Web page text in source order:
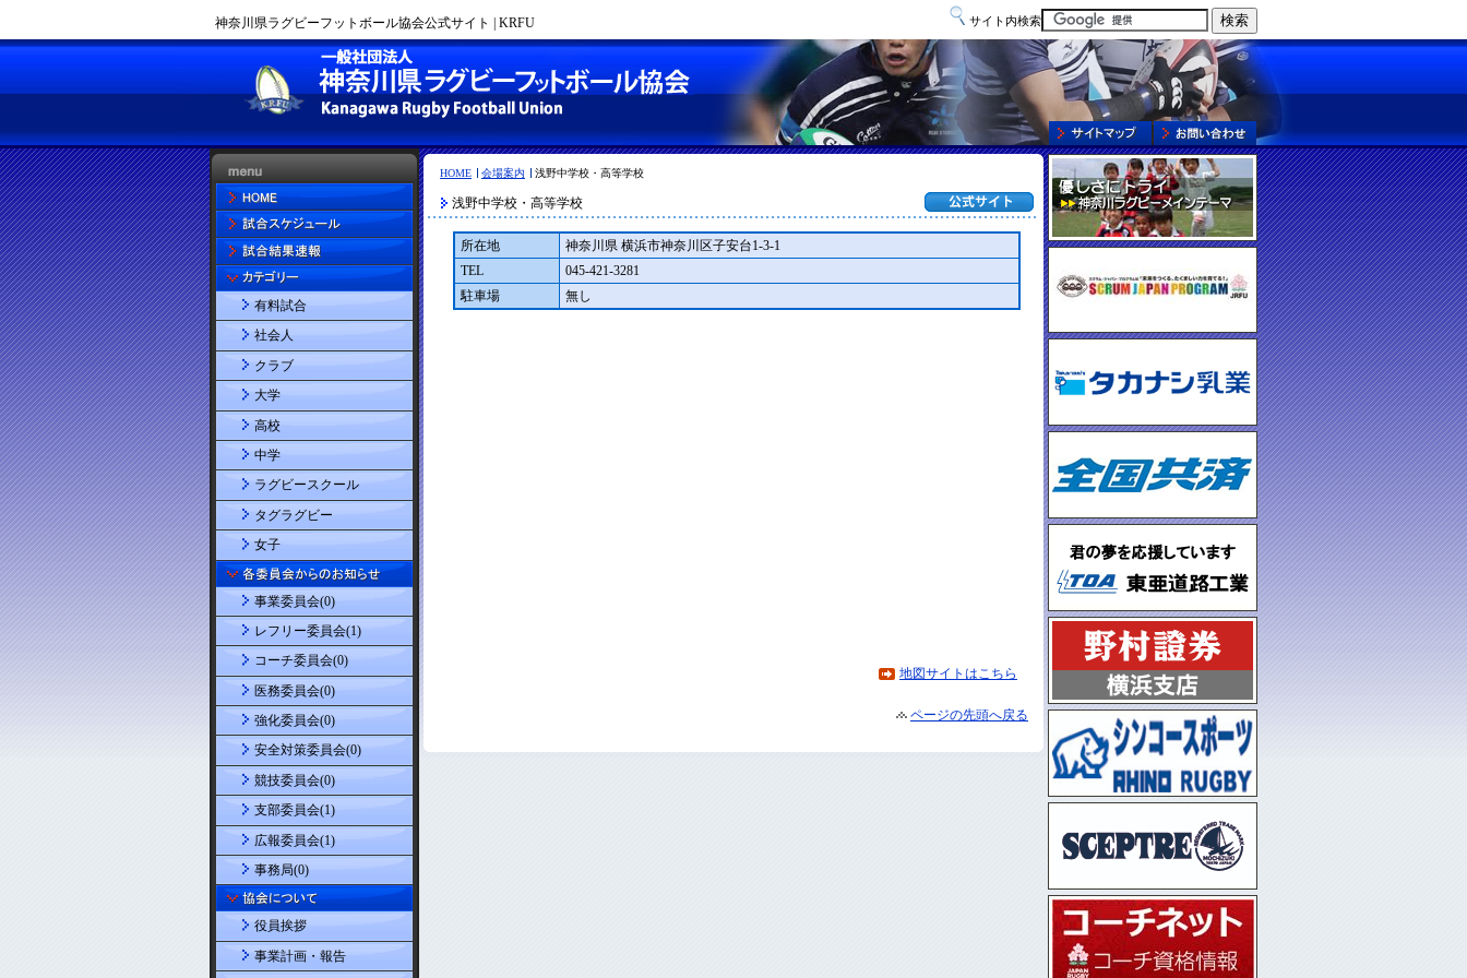
神奈川県ラグビーフットボール協会公式サイト | KRFU サイト内検索
HOME 会場案内 浅野中学校・高等学校
浅野中学校・高等学校
所在地
神奈川県 横浜市神奈川区子安台1-3-1
TEL
045-421-3281
駐車場
無し
地図サイトはこちら
ページの先頭へ戻る
有料試合
社会人
クラブ
大学
高校
中学
ラグビースクール
タグラグビー
女子
事業委員会(0)
レフリー委員会(1)
コーチ委員会(0)
医務委員会(0)
強化委員会(0)
安全対策委員会(0)
競技委員会(0)
支部委員会(1)
広報委員会(1)
事務局(0)
役員挨拶
事業計画・報告